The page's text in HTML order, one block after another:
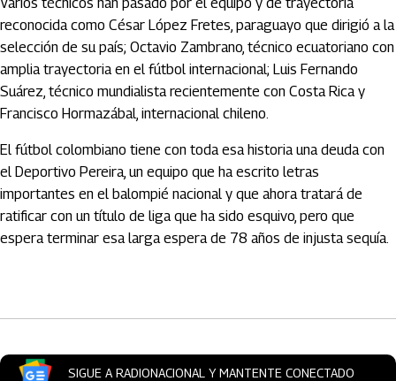
reconocida como César López Fretes, paraguayo que dirigió a la
selección de su país; Octavio Zambrano, técnico ecuatoriano con
amplia trayectoria en el fútbol internacional; Luis Fernando
Suárez, técnico mundialista recientemente con Costa Rica y
Francisco Hormazábal, internacional chileno.
El fútbol colombiano tiene con toda esa historia una deuda con
el Deportivo Pereira, un equipo que ha escrito letras
importantes en el balompié nacional y que ahora tratará de
ratificar con un título de liga que ha sido esquivo, pero que
espera terminar esa larga espera de 78 años de injusta sequía.
SIGUE A RADIONACIONAL Y MANTENTE CONECTADO